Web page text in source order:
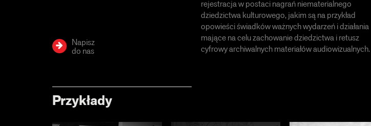
rejestracja w postaci nagrań niematerialnego
dziedzictwa kulturowego, jakim są na przykład
opowieści świadków ważnych wydarzeń i działania
mające na celu zachowanie dziedzictwa i retusz
cyfrowy archiwalnych materiałów audiowizualnych.
Napisz
do nas
Przykłady